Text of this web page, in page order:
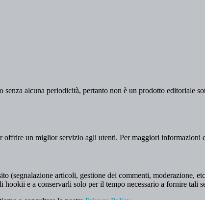
senza alcuna periodicità, pertanto non è un prodotto
offrire un miglior servizio agli utenti. Per maggiori informazioni
(segnalazione articoli, gestione dei commenti, moderazione,
e a conservarli solo per il tempo necessario a fornire tali